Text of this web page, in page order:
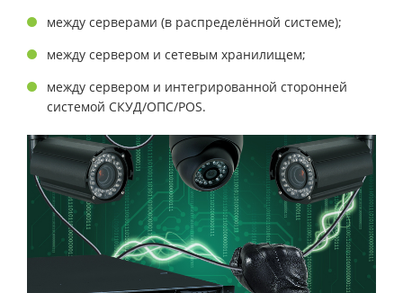
между серверами (в распределённой системе);
между сервером и сетевым хранилищем;
между сервером и интегрированной сторонней
системой СКУД/ОПС/POS.